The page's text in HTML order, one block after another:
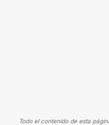
Todo el contenido de esta